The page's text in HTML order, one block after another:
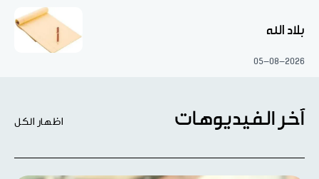
بلاد الله
05-08-2026
آخر الفيديوهات اظهار الكل